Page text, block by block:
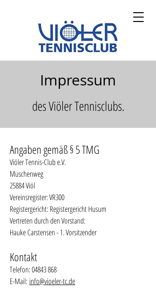
Impressum
des Viöler Tennisclubs.
Angaben gemäß § 5 TMG
Viöler Tennis-Club e.V.
Muschenweg
25884 Viöl
Vereinsregister: VR300
Registergericht: Registergericht Husum
Vertreten durch den Vorstand:
Hauke Carstensen - 1. Vorsitzender
Kontakt
Telefon:04843 868
E-Mail: info@vioeler-tc.de